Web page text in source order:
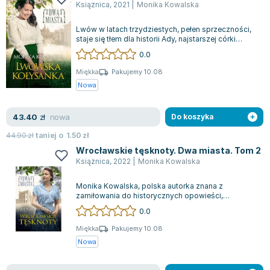
Zygmunt Freud
Agata Passent
Michel Moran
Maciej Orłoś
Jo Nesbo
Katarzyna Miller
Antoine de Saint Exupery
Lew Tołstoj
Mark Twain
Marcin Meller
Paulina Młynarska
ks. Piotr Pawlukiewicz
Jarosław Sokołowski
Piotr Latocha
Michael Scott
Jarosław Iwaszkiewicz
Książnica, 2021 Monika Kowalska
Lwów w latach trzydziestych, pełen sprzeczności,
staje się tłem dla historii Ady, najstarszej córki
zubożałej arystokratki i kolej...
0.0
Miękka
Pakujemy 10.08
Nowa
43.40 zł nowa
44.90złtaniej o 1.50 zł
Do koszyka
Wrocławskie tęsknoty. Dwa miasta. Tom 2
Książnica, 2022 Monika Kowalska
Monika Kowalska, polska autorka znana z
zamiłowania do historycznych opowieści,
przedstawia kolejny tom swojej czarującej serii. P...
0.0
Miękka
Pakujemy 10.08
Nowa